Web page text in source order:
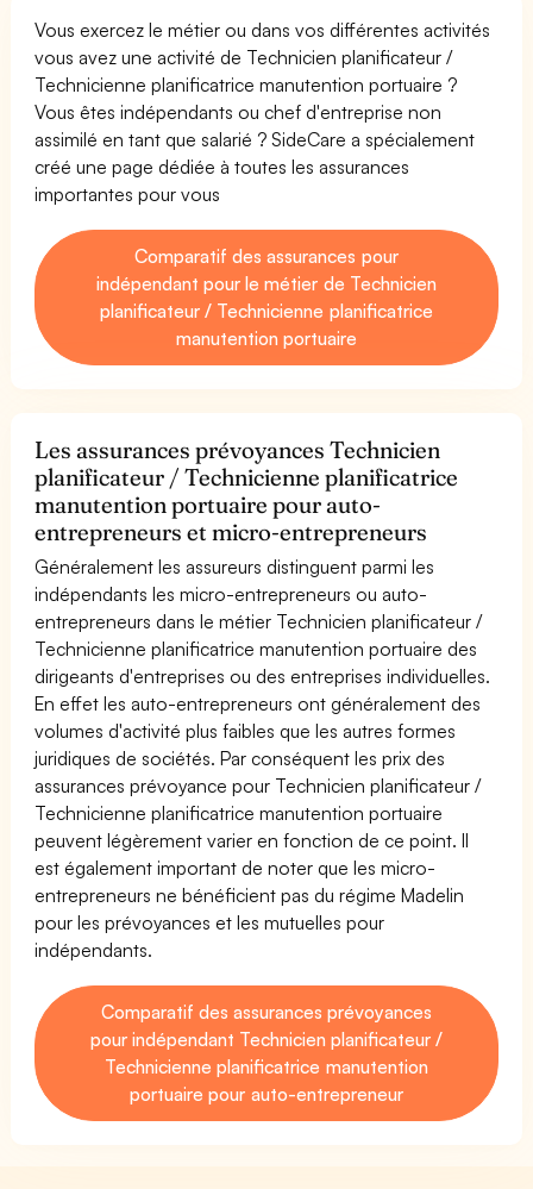
Vous exercez le métier ou dans vos différentes activités
vous avez une activité de Technicien planificateur /
Technicienne planificatrice manutention portuaire ?
Vous êtes indépendants ou chef d'entreprise non
assimilé en tant que salarié ? SideCare a spécialement
créé une page dédiée à toutes les assurances
importantes pour vous
Comparatif des assurances pour
indépendant pour le métier de Technicien
planificateur / Technicienne planificatrice
manutention portuaire
Les assurances prévoyances Technicien
planificateur / Technicienne planificatrice
manutention portuaire pour auto-
entrepreneurs et micro-entrepreneurs
Généralement les assureurs distinguent parmi les
indépendants les micro-entrepreneurs ou auto-
entrepreneurs dans le métier Technicien planificateur /
Technicienne planificatrice manutention portuaire des
dirigeants d'entreprises ou des entreprises individuelles.
En effet les auto-entrepreneurs ont généralement des
volumes d'activité plus faibles que les autres formes
juridiques de sociétés. Par conséquent les prix des
assurances prévoyance pour Technicien planificateur /
Technicienne planificatrice manutention portuaire
peuvent légèrement varier en fonction de ce point. Il
est également important de noter que les micro-
entrepreneurs ne bénéficient pas du régime Madelin
pour les prévoyances et les mutuelles pour
indépendants.
Comparatif des assurances prévoyances
pour indépendant Technicien planificateur /
Technicienne planificatrice manutention
portuaire pour auto-entrepreneur